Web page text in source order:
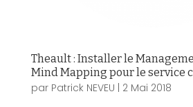
Theault : Installer le
Mind Mapping pour le service
par Patrick NEVEU | 2 Mai 2018